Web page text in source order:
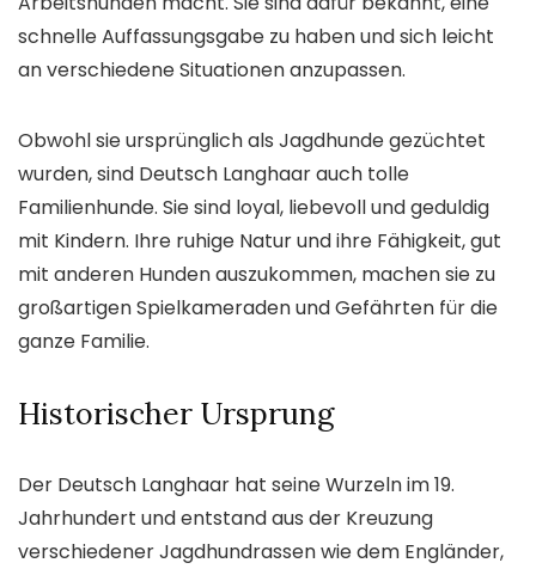
schnelle Auffassungsgabe zu haben und sich leicht
an verschiedene Situationen anzupassen.
Obwohl sie ursprünglich als Jagdhunde gezüchtet
wurden, sind Deutsch Langhaar auch tolle
Familienhunde. Sie sind loyal, liebevoll und geduldig
mit Kindern. Ihre ruhige Natur und ihre Fähigkeit, gut
mit anderen Hunden auszukommen, machen sie zu
großartigen Spielkameraden und Gefährten für die
ganze Familie.
Historischer Ursprung
Der Deutsch Langhaar hat seine Wurzeln im 19.
Jahrhundert und entstand aus der Kreuzung
verschiedener Jagdhundrassen wie dem Engländer,